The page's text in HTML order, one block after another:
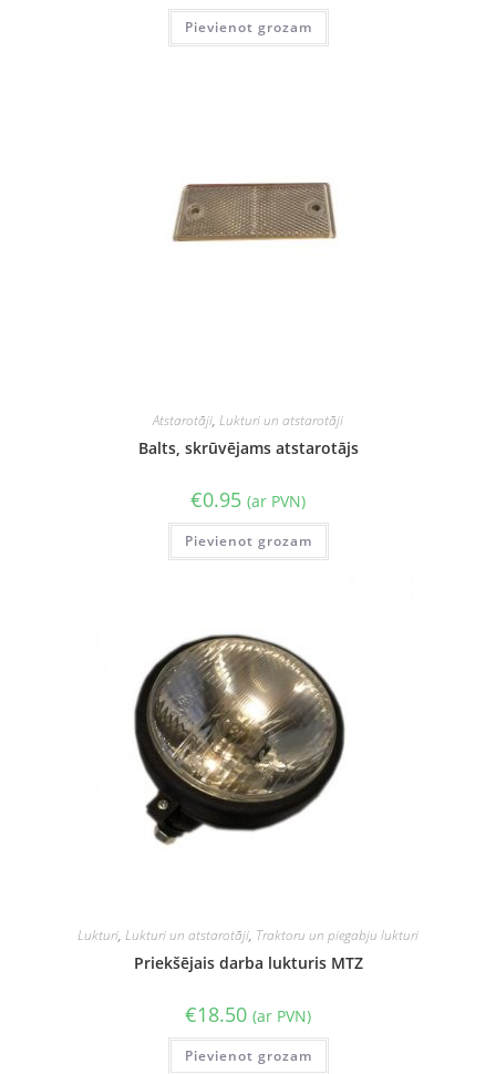
Pievienot grozam
Atstarotāji, Lukturi un atstarotāji
Balts, skrūvējams atstarotājs
€0.95 (ar PVN)
Pievienot grozam
Lukturi, Lukturi un atstarotāji, Traktoru un piegabju lukturi
Priekšējais darba lukturis MTZ
€18.50 (ar PVN)
Pievienot grozam